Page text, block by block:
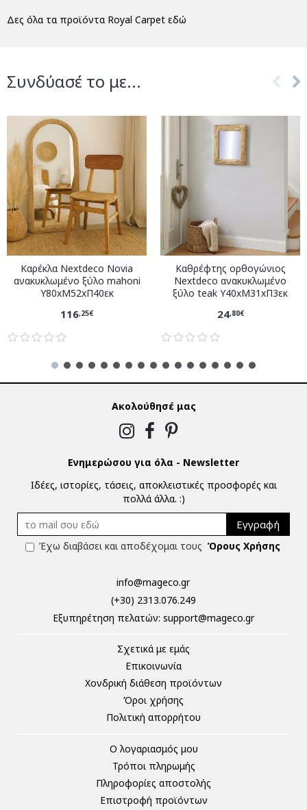
Δες όλα τα προϊόντα Royal Carpet εδώ
Συνδύασέ το με...
Καρέκλα Nextdeco Novia
ανακυκλωμένο ξύλο mahoni
Υ80xM52xΠ40εκ
116,25€
Καθρέφτης ορθογώνιος
Nextdeco ανακυκλωμένο
ξύλο teak Υ40xM31xΠ3εκ
24,80€
Ακολούθησέ μας
Ενημερώσου για όλα - Newsletter
Ιδέες, ιστορίες, τάσεις, αποκλειστικές προσφορές και
πολλά άλλα. :)
Εγγραφή
Έχω διαβάσει και αποδέχομαι τους Όρους Χρήσης
info@mageco.gr
(+30) 2313.076.249
Eξυπηρέτηση πελατών: support@mageco.gr
Σχετικά με εμάς
Επικοινωνία
Χονδρική διάθεση προϊόντων
Όροι χρήσης
Πολιτική απορρήτου
Ο λογαριασμός μου
Τρόποι πληρωμής
Πληροφορίες αποστολής
Επιστροφή προϊόντων